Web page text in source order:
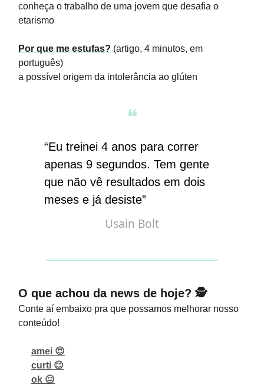
conheça o trabalho de uma jovem que desafia o
etarismo
Por que me estufas? (artigo, 4 minutos, em
português)
a possível origem da intolerância ao glúten
❝
“Eu treinei 4 anos para correr
apenas 9 segundos. Tem gente
que não vê resultados em dois
meses e já desiste”
Usain Bolt
O que achou da news de hoje? 🕵️
Conte aí embaixo pra que possamos melhorar nosso
conteúdo!
amei 😍
curti 😊
ok 😐